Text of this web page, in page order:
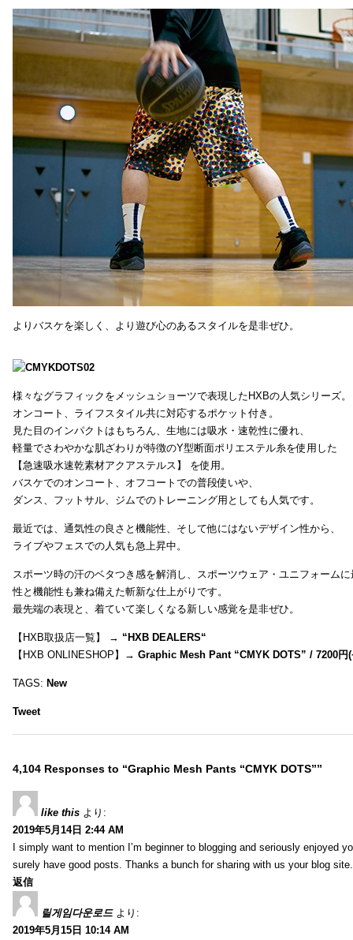
よりバスケを楽しく、より遊び心のあるスタイルを是非ぜひ。
様々なグラフィックをメッシュショーツで表現したHXBの人気シリーズ。
オンコート、ライフスタイル共に対応するポケット付き。
見た目のインパクトはもちろん、生地には吸水・速乾性に優れ、
軽量でさわやかな肌ざわりが特徴のY型断面ポリエステル糸を使用した
【急速吸水速乾素材アクアステルス】 を使用。
バスケでのオンコート、オフコートでの普段使いや、
ダンス、フットサル、ジムでのトレーニング用としても人気です。
最近では、通気性の良さと機能性、そして他にはないデザイン性から、
ライブやフェスでの人気も急上昇中。
スポーツ時の汗のベタつき感を解消し、スポーツウェア・ユニフォーム
性と機能性も兼ね備えた斬新な仕上がりです。
最先端の表現と、着ていて楽しくなる新しい感覚を是非ぜひ。
【HXB取扱店一覧】 → “HXB DEALERS“
【HXB ONLINESHOP】→ Graphic Mesh Pant “CMYK DOTS” / 7200円
TAGS: New
Tweet
4,104 Responses to “Graphic Mesh Pants “CMYK DOTS””
like this より:
2019年5月14日 2:44 AM
I simply want to mention I’m beginner to blogging and seriously enjoyed
surely have good posts. Thanks a bunch for sharing with us your blog site.
返信
릴게임다운로드 より:
2019年5月15日 10:14 AM